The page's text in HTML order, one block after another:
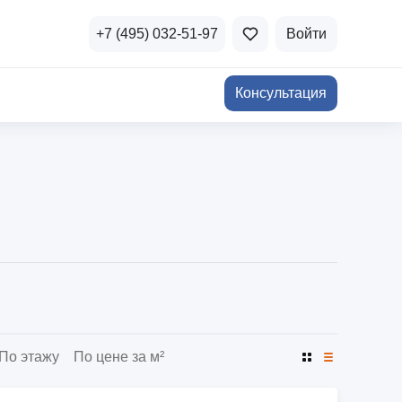
недвижимость
и продажа
+7 (495) 032-51-97 Войти
Консультация
По этажу По цене за м²